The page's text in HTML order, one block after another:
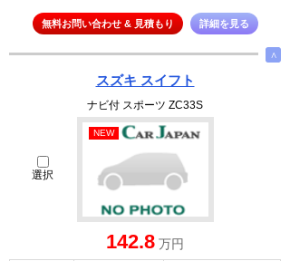
無料お問い合わせ & 見積もり 詳細を見る
∧
スズキ スイフト
ナビ付 スポーツ ZC33S
選択
NEW
142.8 万円